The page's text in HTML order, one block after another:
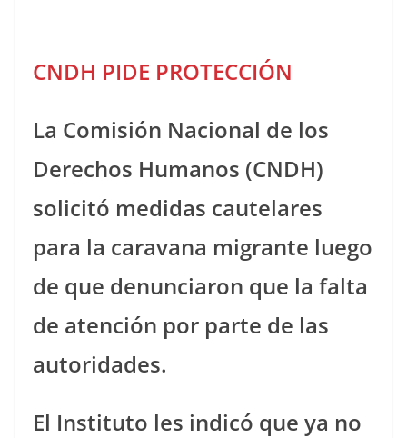
CNDH PIDE PROTECCIÓN
La Comisión Nacional de los
Derechos Humanos (CNDH)
solicitó medidas cautelares
para la caravana migrante luego
de que denunciaron que la falta
de atención por parte de las
autoridades.
El Instituto les indicó que ya no